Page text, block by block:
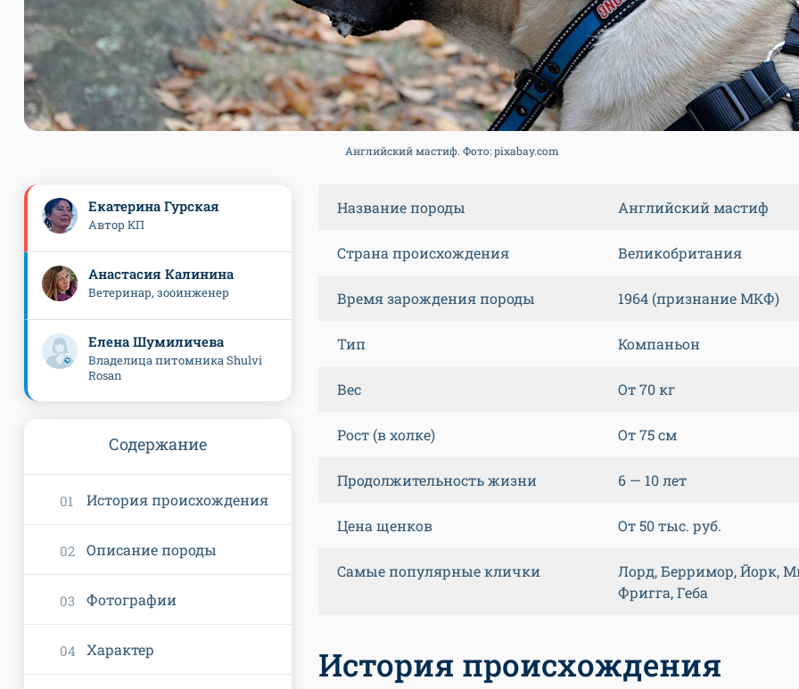
Английский мастиф. Фото: pixabay.com
Название породы Английский мастиф
Страна происхождения Великобритания
Время зарождения породы 1964 (признание МКФ)
Тип Компаньон
Вес От 70 кг
Рост (в холке) От 75 см
Продолжительность жизни 6 — 10 лет
Цена щенков От 50 тыс. руб.
Самые популярные клички
Лорд, Берримор, Йорк,
Фригга, Геба
История происхождения
Екатерина Гурская
Автор КП
Анастасия Калинина
Ветеринар, зооинженер
Елена Шумиличева
Владелица питомника Shulvi
Rosan
Содержание
История происхождения
Описание породы
Фотографии
Характер